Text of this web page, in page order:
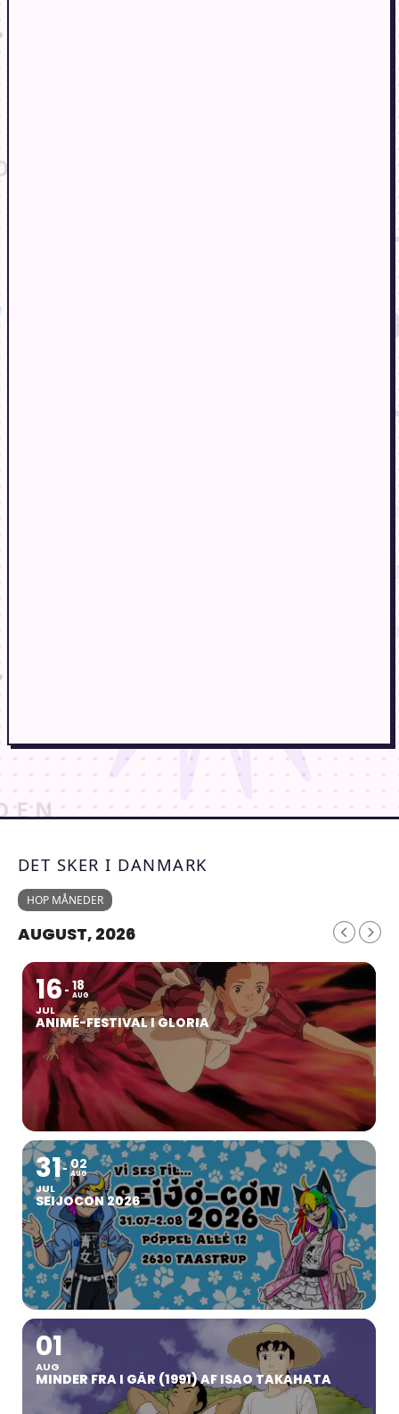
DET SKER I DANMARK
HOP MÅNEDER
AUGUST, 2026
16
JUL
18
AUG
ANIMÉ-FESTIVAL I GLORIA
31
JUL
02
AUG
SEIJOCON 2026
01
AUG
MINDER FRA I GÅR (1991) AF ISAO TAKAHATA